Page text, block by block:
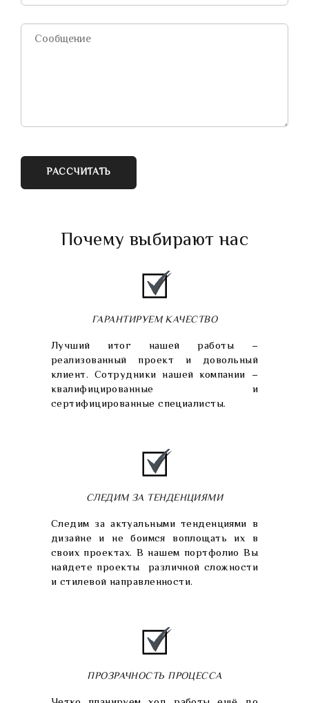
РАССЧИТАТЬ
Почему выбирают нас
ГАРАНТИРУЕМ КАЧЕСТВО
Лучший итог нашей работы –
реализованный проект и довольный
клиент. Сотрудники нашей компании –
квалифицированные и
сертифицированные специалисты.
СЛЕДИМ ЗА ТЕНДЕНЦИЯМИ
Следим за актуальными тенденциями в
дизайне и не боимся воплощать их в
своих проектах. В нашем портфолио Вы
найдете проекты различной сложности
и стилевой направленности.
ПРОЗРАЧНОСТЬ ПРОЦЕССА